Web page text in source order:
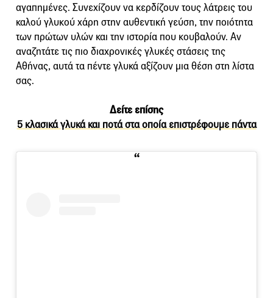
αγαπημένες. Συνεχίζουν να κερδίζουν τους λάτρεις του
καλού γλυκού χάρη στην αυθεντική γεύση, την ποιότητα
των πρώτων υλών και την ιστορία που κουβαλούν. Αν
αναζητάτε τις πιο διαχρονικές γλυκές στάσεις της
Αθήνας, αυτά τα πέντε γλυκά αξίζουν μια θέση στη λίστα
σας.
Δείτε επίσης
5 κλασικά γλυκά και ποτά στα οποία επιστρέφουμε πάντα